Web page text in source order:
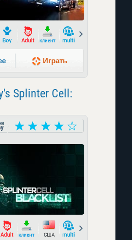
Играть
Splinter Cell: